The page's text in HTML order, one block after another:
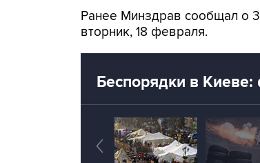
Ранее Минздрав сообщал о
вторник, 18 февраля.
Беспорядки в Киеве: